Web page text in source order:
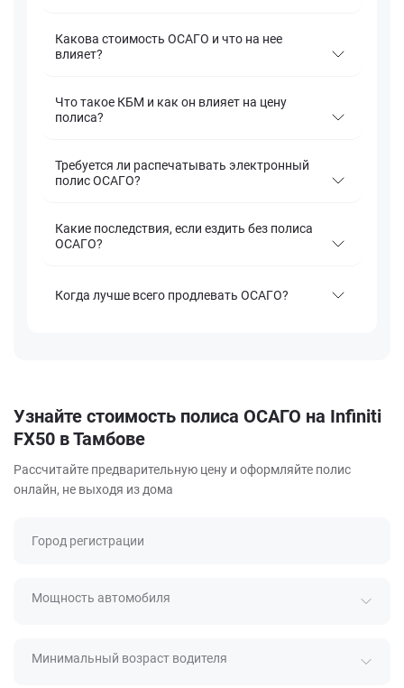
Какова стоимость ОСАГО и что на нее
влияет?
Что такое КБМ и как он влияет на цену
полиса?
Требуется ли распечатывать электронный
полис ОСАГО?
Какие последствия, если ездить без полиса
ОСАГО?
Когда лучше всего продлевать ОСАГО?
Узнайте стоимость полиса ОСАГО на Infiniti
FX50 в Тамбове
Рассчитайте предварительную цену и оформляйте полис
онлайн, не выходя из дома
Город регистрации
Мощность автомобиля
Минимальный возраст водителя